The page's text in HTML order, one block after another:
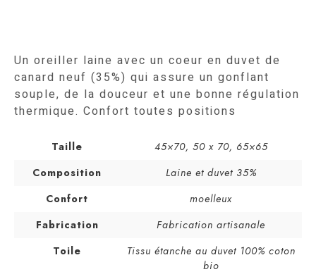
Un oreiller laine avec un coeur en duvet de
canard neuf (35%) qui assure un gonflant
souple, de la douceur et une bonne régulation
thermique. Confort toutes positions
Taille 45×70, 50 x 70, 65×65
Composition
Laine et duvet 35%
Confort
moelleux
Fabrication
Fabrication artisanale
Toile
Tissu étanche au duvet 100% coton
bio